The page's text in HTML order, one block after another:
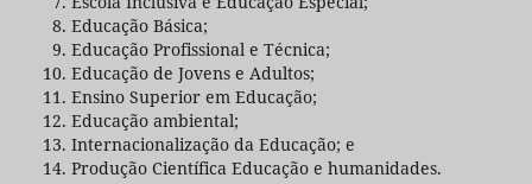
Educação Básica;
Educação Profissional e Técnica;
Educação de Jovens e Adultos;
Ensino Superior em Educação;
Educação ambiental;
Internacionalização da Educação; e
Produção Científica Educação e humanidades.